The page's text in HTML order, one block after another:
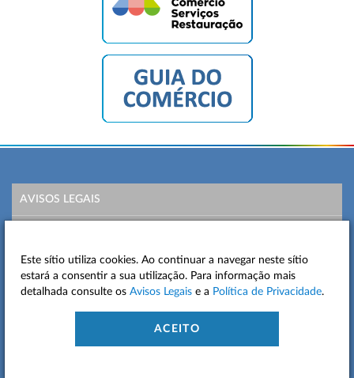
AVISOS LEGAIS
MAPA DO SITE
CONTACTOS
Este sítio utiliza cookies. Ao continuar a navegar neste sítio
estará a consentir a sua utilização. Para informação mais
detalhada consulte os Avisos Legais e a Política de Privacidade.
ACEITO